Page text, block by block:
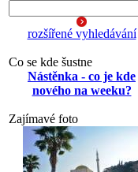
rozšířené vyhledávání
Co se kde šustne
Nástěnka - co je kde
nového na weeku?
Zajímavé foto